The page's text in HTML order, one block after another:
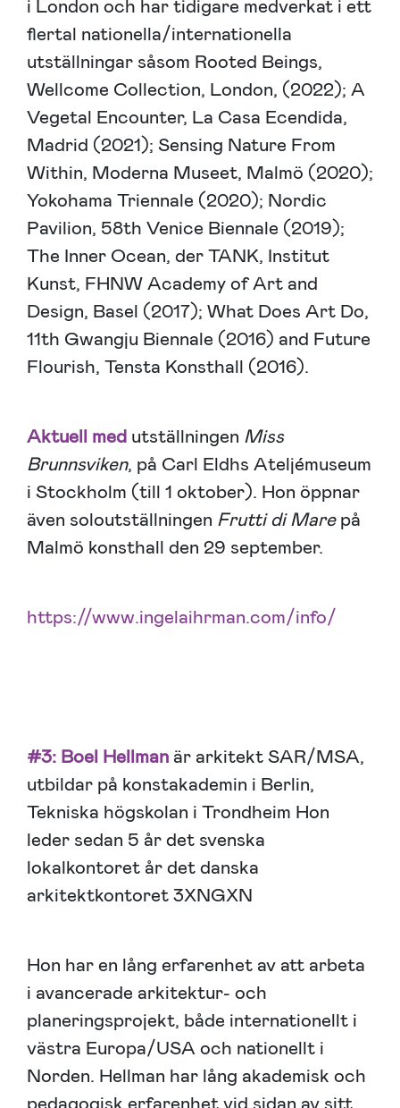
i London och har tidigare medverkat i ett
flertal nationella/internationella
utställningar såsom Rooted Beings,
Wellcome Collection, London, (2022); A
Vegetal Encounter, La Casa Ecendida,
Madrid (2021); Sensing Nature From
Within, Moderna Museet, Malmö (2020);
Yokohama Triennale (2020); Nordic
Pavilion, 58th Venice Biennale (2019);
The Inner Ocean, der TANK, Institut
Kunst, FHNW Academy of Art and
Design, Basel (2017); What Does Art Do,
11th Gwangju Biennale (2016) and Future
Flourish, Tensta Konsthall (2016).
Aktuell med utställningen Miss
Brunnsviken, på Carl Eldhs Ateljémuseum
i Stockholm (till 1 oktober). Hon öppnar
även soloutställningen Frutti di Marepå
Malmö konsthall den 29 september.
https://www.ingelaihrman.com/info/
#3: Boel Hellman är arkitekt SAR/MSA,
utbildar på konstakademin i Berlin,
Tekniska högskolan i Trondheim Hon
leder sedan 5 år det svenska
lokalkontoret år det danska
arkitektkontoret 3XNGXN
Hon har en lång erfarenhet av att arbeta
i avancerade arkitektur- och
planeringsprojekt, både internationellt i
västra Europa/USA och nationellt i
Norden. Hellman har lång akademisk och